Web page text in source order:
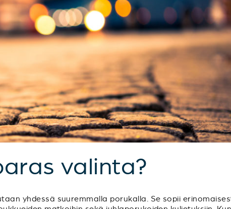
valinta?
yhdessä suuremmalla porukalla. Se sopii